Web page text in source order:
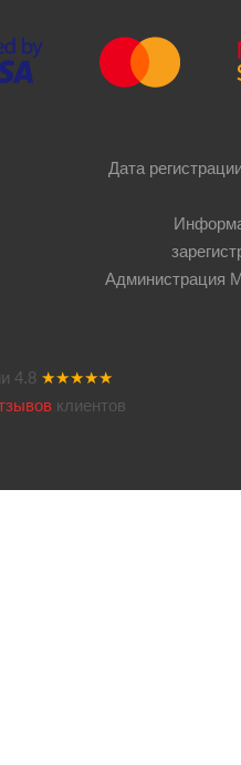
Дата
Администрация
4.8 ★★★★★
клиентов